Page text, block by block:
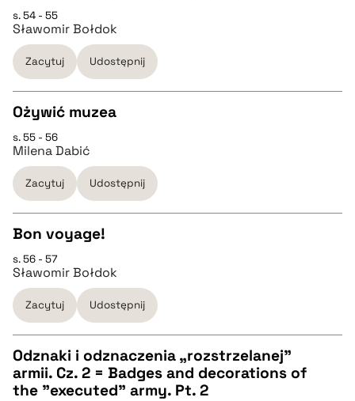
BIBTEX
pobierz cytat
CZYSTY TEKST
pobierz cytat
BIBTEX
pobierz cytat
s. 54 - 55
Sławomir Bołdok
Zacytuj Udostępnij
CZYSTY TEKST
pobierz cytat
BIBTEX
pobierz cytat
Ożywić muzea
s. 55 - 56
Milena Dabić
Zacytuj Udostępnij
CZYSTY TEKST
pobierz cytat
BIBTEX
Bon voyage!
s. 56 - 57
Sławomir Bołdok
Zacytuj Udostępnij
CZYSTY TEKST
Odznaki i odznaczenia „rozstrzelanej”
armii. Cz. 2 = Badges and decorations of
the "executed" army. Pt. 2